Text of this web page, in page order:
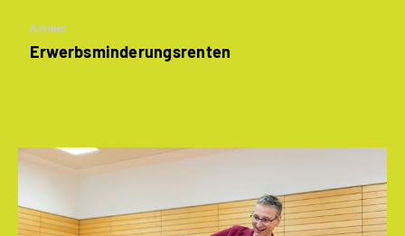
Artikel
­Erwerbsminderungs­renten